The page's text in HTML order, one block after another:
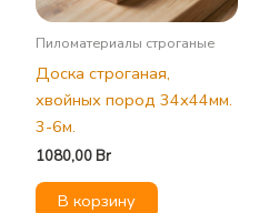
Пиломатериалы строганые
Доска строганая,
хвойных пород 34х44мм.
3-6м.
1080,00Br
В корзину